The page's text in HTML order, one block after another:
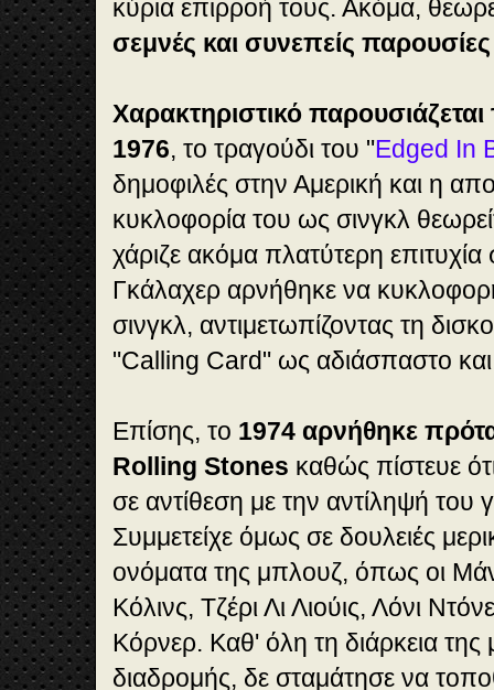
κύρια επιρροή τους. Ακόμα,
σεμνές και συνεπείς
Χαρακτηριστικό
1976, το τραγούδι του "Edged In
δημοφιλές στην Αμερική και η
κυκλοφορία του ως σινγκλ
χάριζε ακόμα πλατύτερη
Γκάλαχερ αρνήθηκε να
σινγκλ, αντιμετωπίζοντας τη
"Calling Card" ως αδιάσπαστο και
Επίσης, το 1974 αρνήθηκε
Rolling Stones καθώς πίστευε
σε αντίθεση με την αντίληψή του
Συμμετείχε όμως σε δουλειές
ονόματα της μπλουζ, όπως οι
Κόλινς, Τζέρι Λι Λιούις, Λόνι
Κόρνερ. Καθ' όλη τη διάρκεια της
διαδρομής, δε σταμάτησε να